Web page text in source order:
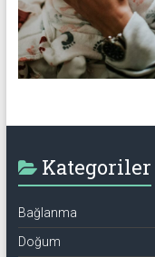
Kategoriler
Bağlanma
Doğum